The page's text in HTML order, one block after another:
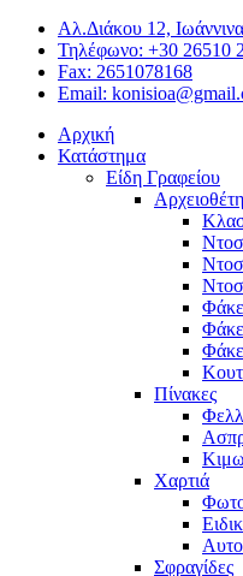
Αλ.Διάκου 12, Ιωάννινα
Τηλέφωνο: +30 26510
Fax: 2651078168
Email:
Αρχική
Κατάστημα
Είδη Γραφείου
Πίνακες
Χαρτιά
Σφραγίδες